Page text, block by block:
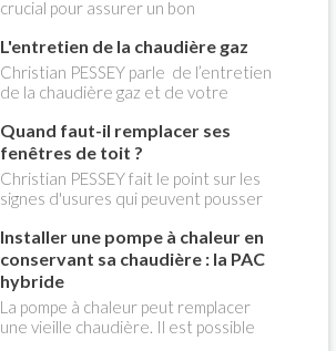
crucial pour assurer un bon
l'impact environnemental. Mais
comment reconnaître un bois de
qualité ? Plusieurs critères entrent en
jeu : le type d'essence, le taux
d'humidité, la densité et la saison de
coupe.
L'entretien de la chaudière gaz
Christian PESSEY parle de l’entretien
de la chaudière gaz et de votre
avez un système par radiateurs ou un
plancher chauffant, qui sont alimentés
par une chaudière au gaz, vous devez
faire entretenir celle-ci une fois par
an, que vous soyez locataire ou
propriétaire occupant. C’est la même
chose pour un chauffe-bains au gaz.
C’est une obligation légale. Si vous ne
le faites pas, votre responsabilité
pourra être engagée en cas
d’accident, et vous ne serez pas
Quand faut-il remplacer ses
fenêtres de toit ?
Christian PESSEY fait le point sur les
signes d'usures qui peuvent pousser
toit. En remplaçant vos fenêtre de toit
vous ferez des économies de
chauffage et vous améliorerez le
confort des combles qui en sont
équipées.
Installer une pompe à chaleur en
conservant sa chaudière : la PAC
hybride
La pompe à chaleur peut remplacer
une vieille chaudière. Il est possible